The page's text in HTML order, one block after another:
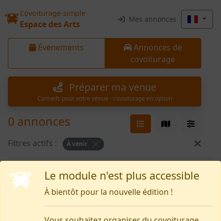
Le module n'est plus accessible
À bientôt pour la nouvelle édition !
Covoiturage-simple
Espace des Arts Mes annonces
Événements
Annonces de
covoiturage
Préparer ma venue
Conseils pour votre venue · covoiturage en option
0 annonces
Filtres actifs : À venir
Rien pour le moment